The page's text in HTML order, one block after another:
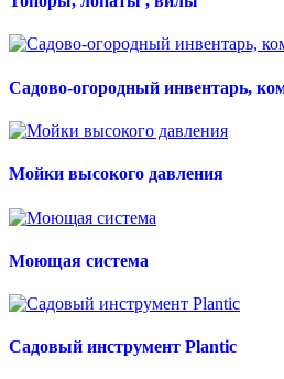
Садово-огородный инвентарь,
Мойки высокого давления
Моющая система
Садовый инструмент Plantic